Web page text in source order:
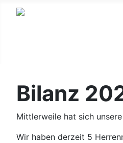
Bilanz
Mittlerweile hat sich
Wir haben derzeit 5